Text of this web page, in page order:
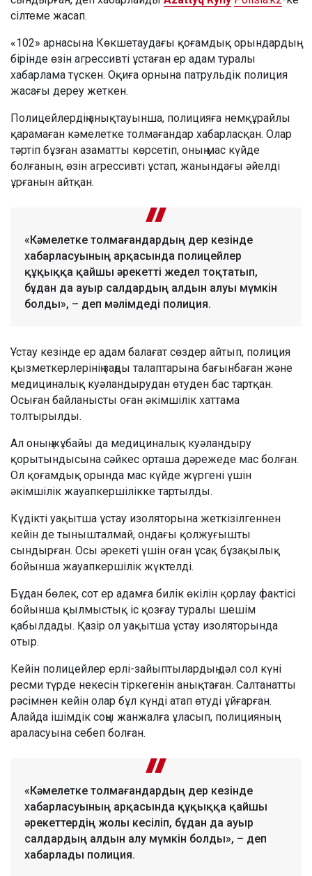
сілтеме жасап.
«102» арнасына Көкшетаудағы қоғамдық орындардың
бірінде өзін агрессивті ұстаған ер адам туралы
хабарлама түскен. Оқиға орнына патрульдік полиция
жасағы дереу жеткен.
Полицейлердің анықтауынша, полицияға немқұрайлы
қарамаған кәмелетке толмағандар хабарласқан. Олар
тәртіп бұзған азаматты көрсетіп, оның мас күйде
болғанын, өзін агрессивті ұстап, жанындағы әйелді
ұрғанын айтқан.
«Кәмелетке толмағандардың дер кезінде
хабарласуының арқасында полицейлер
құқыққа қайшы әрекетті жедел тоқтатып,
бұдан да ауыр салдардың алдын алуы мүмкін
болды», – деп мәлімдеді полиция.
Ұстау кезінде ер адам балағат сөздер айтып, полиция
қызметкерлерінің заңды талаптарына бағынбаған және
медициналық куәландырудан өтуден бас тартқан.
Осыған байланысты оған әкімшілік хаттама
толтырылды.
Ал оның жұбайы да медициналық куәландыру
қорытындысына сәйкес орташа дәрежеде мас болған.
Ол қоғамдық орында мас күйде жүргені үшін
әкімшілік жауапкершілікке тартылды.
Күдікті уақытша ұстау изоляторына жеткізілгеннен
кейін де тынышталмай, ондағы қолжуғышты
сындырған. Осы әрекеті үшін оған ұсақ бұзақылық
бойынша жауапкершілік жүктелді.
Бұдан бөлек, сот ер адамға билік өкілін қорлау фактісі
бойынша қылмыстық іс қозғау туралы шешім
қабылдады. Қазір ол уақытша ұстау изоляторында
отыр.
Кейін полицейлер ерлі-зайыптылардың дәл сол күні
ресми түрде некесін тіркегенін анықтаған. Салтанатты
рәсімнен кейін олар бұл күнді атап өтуді ұйғарған.
Алайда ішімдік соңы жанжалға ұласып, полицияның
араласуына себеп болған.
«Кәмелетке толмағандардың дер кезінде
хабарласуының арқасында құқыққа қайшы
әрекеттердің жолы кесіліп, бұдан да ауыр
салдардың алдын алу мүмкін болды», – деп
хабарлады полиция.